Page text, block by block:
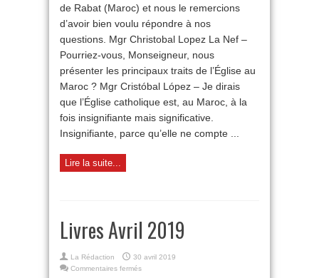
Maroc
de Rabat (Maroc) et nous le remercions
d’avoir bien voulu répondre à nos
questions. Mgr Christobal Lopez La Nef –
Pourriez-vous, Monseigneur, nous
présenter les principaux traits de l’Église au
Maroc ? Mgr Cristóbal López – Je dirais
que l’Église catholique est, au Maroc, à la
fois insignifiante mais significative.
Insignifiante, parce qu’elle ne compte ...
Lire la suite...
Livres Avril 2019
La Rédaction
30 avril 2019
Commentaires ferméssur